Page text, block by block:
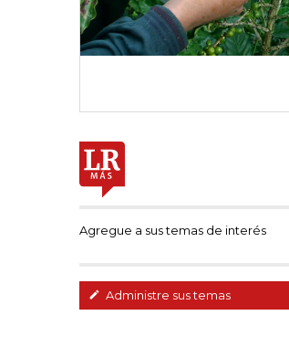
Agregue a sus temas de interés
Administre sus temas